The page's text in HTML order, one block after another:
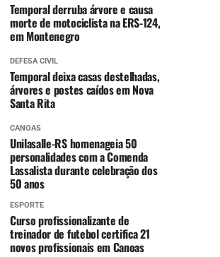
Temporal derruba árvore e causa
morte de motociclista na ERS-124,
em Montenegro
DEFESA CIVIL
Temporal deixa casas destelhadas,
árvores e postes caídos em Nova
Santa Rita
CANOAS
Unilasalle-RS homenageia 50
personalidades com a Comenda
Lassalista durante celebração dos
50 anos
ESPORTE
Curso profissionalizante de
treinador de futebol certifica 21
novos profissionais em Canoas